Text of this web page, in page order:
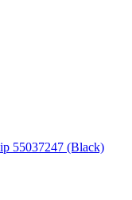
55037247 (Black)